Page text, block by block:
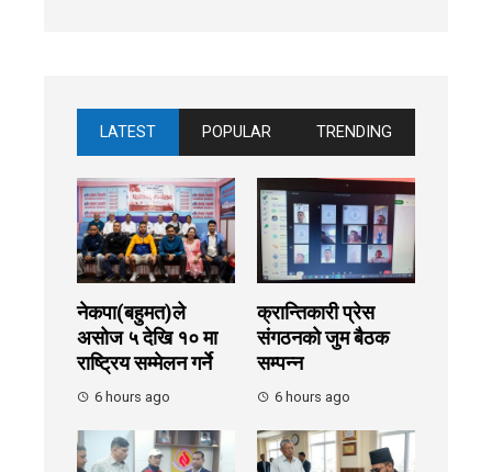
LATEST POPULAR TRENDING
नेकपा(बहुमत)ले
असोज ५ देखि १० मा
राष्ट्रिय सम्मेलन गर्ने
6 hours ago
क्रान्तिकारी प्रेस
संगठनको जुम बैठक
सम्पन्न
6 hours ago